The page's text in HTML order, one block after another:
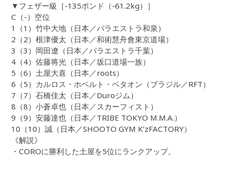
▼フェザー級［-135ポンド（-61.2kg）］
C（-）空位
1（1）竹中大地（日本／パラエストラ和泉）
2（2）根津優太（日本／和術慧舟會東京道場）
3（3）岡田遼（日本／パラエストラ千葉）
4（4）佐藤将光（日本／坂口道場一族）
5（6）土屋大喜（日本／roots）
6（5）カルロス・ホベルト・ベタオン（ブラジル／RFT）
7（7）石橋佳太（日本／Duroジム）
8（8）小蒼卓也（日本／スカーフィスト）
9（9）安藤達也（日本／TRIBE TOKYO M.M.A.）
10（10）誠（日本／SHOOTO GYM K’zFACTORY）
《解説》
・COROに勝利した土屋を5位にランクアップ。